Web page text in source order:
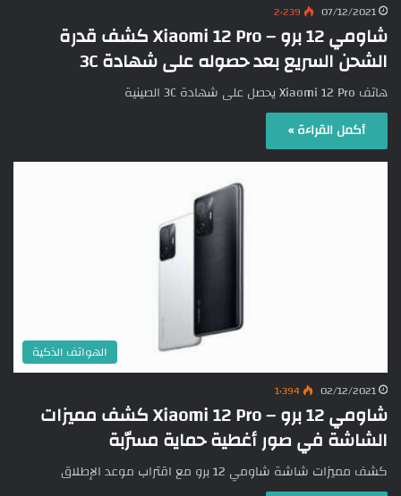
07/12/2021 2٬239
شاومي 12 برو – Xiaomi 12 Pro كشف قدرة
الشحن السريع بعد حصوله على شهادة 3C
هاتف Xiaomi 12 Pro يحصل على شهادة 3C الصينية
أكمل القراءة »
الهواتف الذكية
02/12/2021 1٬394
شاومي 12 برو – Xiaomi 12 Pro كشف مميزات
الشاشة في صور أغطية حماية مسرّبة
كشف مميزات شاشة شاومي 12 برو مع اقتراب موعد الإطلاق